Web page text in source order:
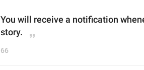
You will receive a notification
story.
66